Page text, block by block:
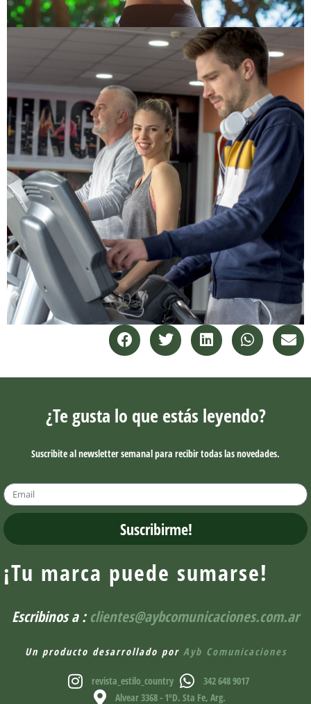
¿Te gusta lo que estás leyendo?
Suscribite al newsletter semanal para recibir todas las novedades.
Suscribirme!
¡Tu marca puede sumarse!
Escribinos a : clientes@aybcomunicaciones.com.ar
Un producto desarrollado por Ayb Comunicaciones
revista_estilo_country
342 648 9017
Alvear 3368 - 1ºD. Sta Fe, Arg.